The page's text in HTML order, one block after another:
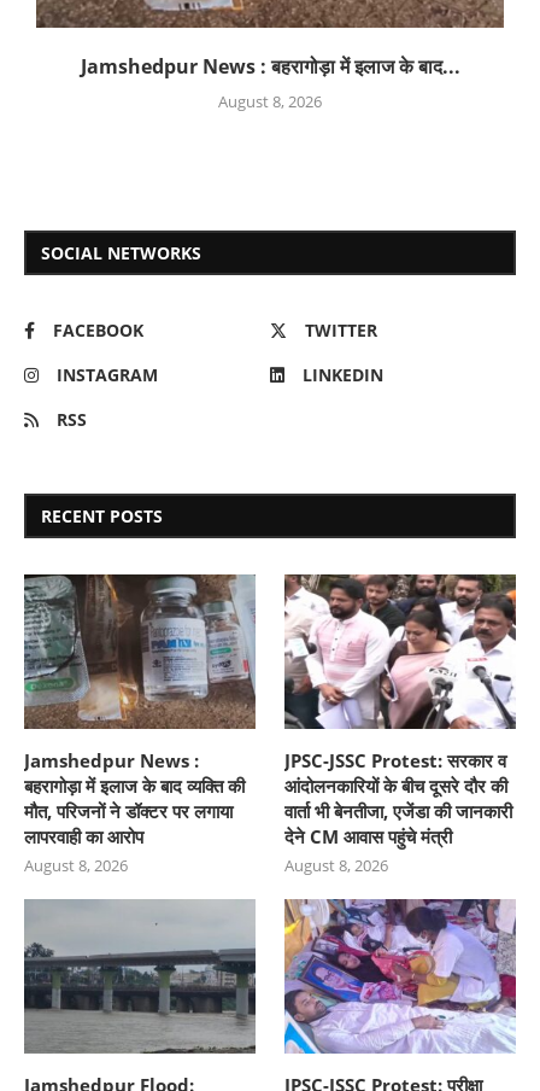
Jamshedpur News : बहरागोड़ा में इलाज के बाद...
August 8, 2026
SOCIAL NETWORKS
FACEBOOK
TWITTER
INSTAGRAM
LINKEDIN
RSS
RECENT POSTS
Jamshedpur News :
बहरागोड़ा में इलाज के बाद व्यक्ति की
मौत, परिजनों ने डॉक्टर पर लगाया
लापरवाही का आरोप
August 8, 2026
JPSC-JSSC Protest: सरकार व
आंदोलनकारियों के बीच दूसरे दौर की
वार्ता भी बेनतीजा, एजेंडा की जानकारी
देने CM आवास पहुंचे मंत्री
August 8, 2026
Jamshedpur Flood: JPSC-JSSC Protest: परीक्षा